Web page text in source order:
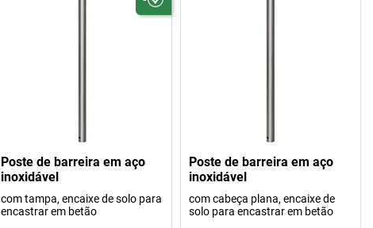
Poste de barreira em aço
inoxidável
com tampa, encaixe de solo para
encastrar em betão
Poste de barreira em aço
inoxidável
com cabeça plana, encaixe de
solo para encastrar em betão